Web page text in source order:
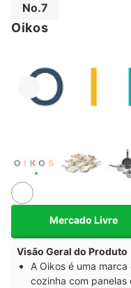
No.7
Oikos
Mercado Livre
Visão Geral do Produto
A Oikos é uma
cozinha com panelas